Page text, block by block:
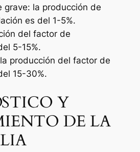
grave: la producción de
es del 1-5%.
del factor de
5-15%.
producción del factor de
15-30%.
Y
DE LA